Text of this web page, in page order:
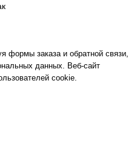
формы заказа и обратной связи,
данных. Веб-сайт
cookie.